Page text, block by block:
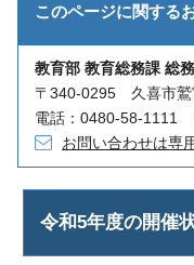
このページに関する
教育部 教育総務課 総
〒340-0295 久喜市鷲
電話：0480-58-1111
お問い合わせは専
令和5年度の開催